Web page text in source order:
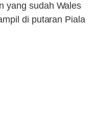
yang sudah Wales
di putaran Piala